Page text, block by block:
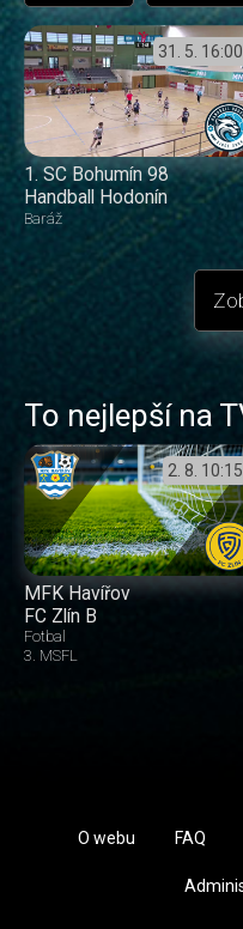
31. 5. 16:00
1. SC Bohumín 98
Handball Hodonín
Baráž
To nejlepší na
2. 8. 10:15
MFK Havířov
FC Zlín B
Fotbal
3. MSFL
O webu FAQ